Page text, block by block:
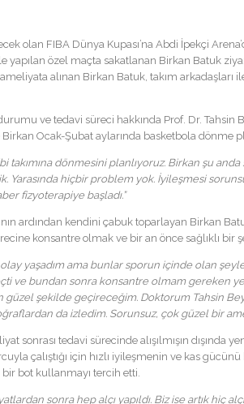
olan FIBA Dünya Kupası’na Abdi İpekçi
yapılan özel maçta sakatlanan Birkan Batuk
alınan Birkan Batuk, takım
ve tedavi süreci hakkında Prof. Dr.
Birkan Ocak-Şubat aylarında basketbola dönme
takımına dönmesini planlıyoruz. Birkan şu
Yarasında hiçbir problem yok. İyileşmesi
fizyoterapiye başladı.”
ardından kendini çabuk toparlayan Birkan
konsantre olmak ve bir an önce sağlıklı bir
yaşadım ama bunlar sporun içinde olan
ve bundan sonra konsantre olmam gereken
şekilde geçireceğim. Doktorum Tahsin
da izledim. Sorunsuz, çok güzel bir
sonrası tedavi sürecinde alışılmışın
çalıştığı için hızlı iyileşmenin ve kas
bir bot kullanmayı tercih etti.
sonra hep alçı yapıldı. Biz ise artık hiç